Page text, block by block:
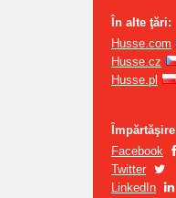
În alte ţări:
Husse.com
Husse.cz
Husse.pl
Facebook
Twitter
LinkedIn